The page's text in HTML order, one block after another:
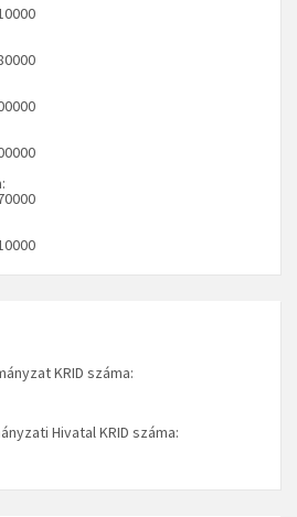
KRID száma:
Hivatal KRID száma: